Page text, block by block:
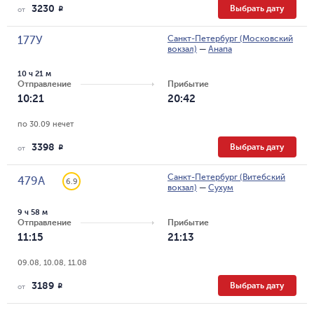
от 3230 R Выбрать дату
177У
Санкт-Петербург (Московский
вокзал) — Анапа
Отправление
10:21
10 ч 21 м
Прибытие
20:42
по 30.09 нечет
от 3398 R Выбрать дату
479А 6.9
Санкт-Петербург (Витебский
вокзал) — Сухум
Отправление
11:15
9 ч 58 м
Прибытие
21:13
09.08, 10.08, 11.08
от 3189 R Выбрать дату